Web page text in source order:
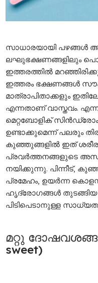
സാധാരയായി പഴങ്ങൾ
ലഘുഭക്ഷണങ്ങളിലും
ഇത്തരത്തിൽ
ഇത്തരം ഭക്ഷണങ്ങൾ
മാത്രാപിതാക്കളും
എന്നതാണ് വാസ്തവം.
മെറ്റബോളിക്
ഉണ്ടാക്കുമെന്ന് പലരും
കുഞ്ഞുങ്ങളിൽ ഇത്
പ്രവർത്തനങ്ങളുടെ
നയിക്കുന്നു. പിന്നീട്,
പ്രമേഹം, ഉയർന്ന
ഹൃദ്രോഗങ്ങൾ തുടങ്ങിയ
പിടിപെടാനുള്ള
മറ്റു
sweet)